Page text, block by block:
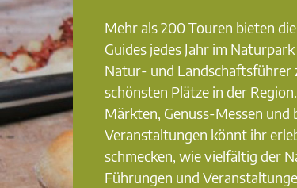
Mehr als 200 Touren bieten
Guides jedes Jahr im
Natur- und Landschaftsführer
schönsten Plätze in der
Märkten, Genuss-Messen und
Veranstaltungen könnt ihr
schmecken, wie vielfältig der
Führungen und